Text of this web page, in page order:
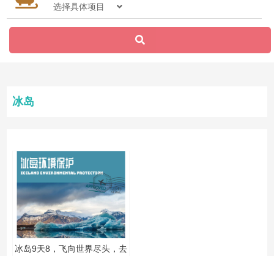
选择具体项目
冰岛
冰岛9天8，飞向世界尽头，去